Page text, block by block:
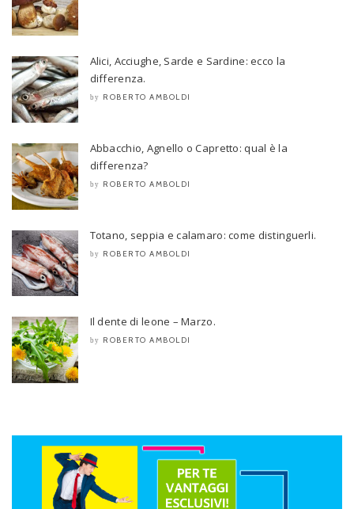
Alici, Acciughe, Sarde e Sardine: ecco la
differenza.
by ROBERTO AMBOLDI
Abbacchio, Agnello o Capretto: qual è la
differenza?
by ROBERTO AMBOLDI
Totano, seppia e calamaro: come distinguerli.
by ROBERTO AMBOLDI
Il dente di leone – Marzo.
by ROBERTO AMBOLDI